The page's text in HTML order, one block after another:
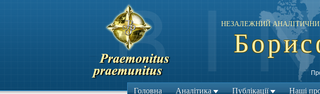
НЕЗАЛЕЖНИЙ
Головна Аналітика Публікації Наші